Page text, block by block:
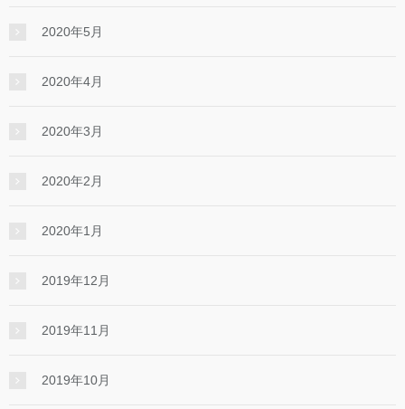
2020年5月
2020年4月
2020年3月
2020年2月
2020年1月
2019年12月
2019年11月
2019年10月